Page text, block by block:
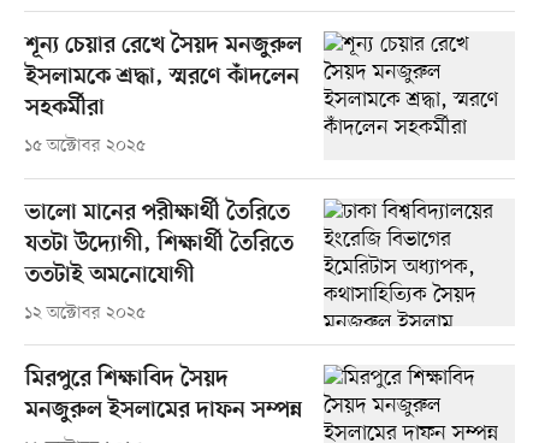
শূন্য চেয়ার রেখে সৈয়দ মনজুরুল
ইসলামকে শ্রদ্ধা, স্মরণে কাঁদলেন
সহকর্মীরা
১৫ অক্টোবর ২০২৫
ভালো মানের পরীক্ষার্থী তৈরিতে
যতটা উদ্যোগী, শিক্ষার্থী তৈরিতে
ততটাই অমনোযোগী
১২ অক্টোবর ২০২৫
মিরপুরে শিক্ষাবিদ সৈয়দ
মনজুরুল ইসলামের দাফন সম্পন্ন